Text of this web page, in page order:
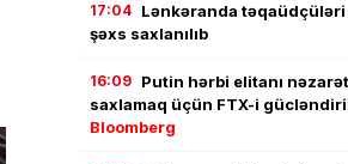
17:04 Lənkəranda təqaüdçüləri
şəxs saxlanılıb
16:09 Putin hərbi elitanı
saxlamaq üçün FTX-i
Bloomberg